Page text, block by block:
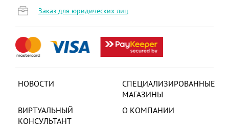
НОВОСТИ
СПЕЦИАЛИЗИРОВАННЫЕ
МАГАЗИНЫ
ВИРТУАЛЬНЫЙ
КОНСУЛЬТАНТ
О КОМПАНИИ
Заказ для юридических лиц